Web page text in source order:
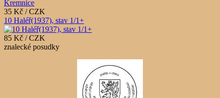
35 Kč / CZK
10 Haléř(1937), stav 1/1+
85 Kč / CZK
znalecké posudky